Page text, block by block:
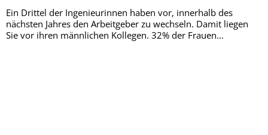
Ein Drittel der Ingenieurinnen haben vor, innerhalb des
nächsten Jahres den Arbeitgeber zu wechseln. Damit liegen
Sie vor ihren männlichen Kollegen. 32% der Frauen...